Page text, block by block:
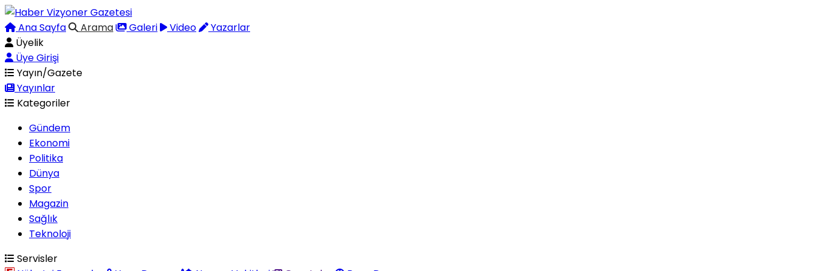
Ana Sayfa Arama Galeri Video
Yazarlar
Üyelik
Üye Girişi
Yayın/Gazete
Yayınlar
Kategoriler
Gündem
Ekonomi
Politika
Dünya
Spor
Magazin
Sağlık
Teknoloji
Servisler